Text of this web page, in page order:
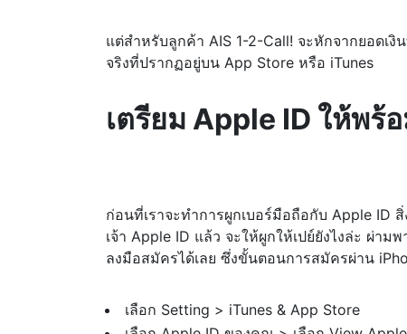
แต่สำหรับลูกค้า AIS 1-2-Call! จะหักจากยอดเงิ
จริงที่ปรากฏอยู่บน App Store หรือ iTunes
เตรียม Apple ID ให้พร้
ก่อนที่เราจะทำการผูกเบอร์มือถือกับ Apple ID
เจ้า Apple ID แล้ว จะให้ผูกให้เปย์ยังไงล่ะ ผ่า
ลงมือสมัครได้เลย ซึ่งขั้นตอนการสมัครผ่าน
เลือก Setting > iTunes & App Store